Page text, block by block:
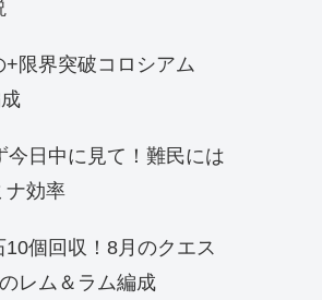
+限界突破コロシアム
今日中に見て！難民には
ナ効率
10個回収！8月のクエス
レム＆ラム編成